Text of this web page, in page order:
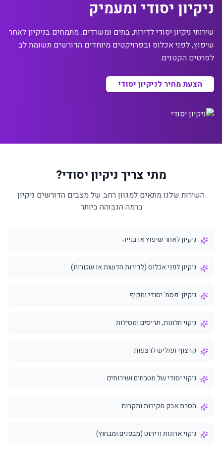
ניקיון יסודי ומעמיק
שירותי ניקיון יסודי לדירות, בתים ומשרדים. מתמחים בניקיון לאחר
שיפוץ, לפני אכלוס ובפרויקטים מיוחדים הדורשים תשומת לב
לפרטים הקטנים.
הצעת מחיר לניקיון יסודי
מתי צריך ניקיון יסודי?
השירות שלנו מתאים למגוון רחב של מצבים הדורשים ניקיון
ברמה הגבוהה ביותר.
ניקיון לאחר שיפוץ או בנייה
ניקיון לפני אכלוס (לדירות חדשות או שכורות)
ניקיון 'פסח' יסודי ומקיף
ניקוי חלונות, תריסים ומסילות
קרצוף ופוליש לרצפות
ניקוי יסודי של מטבחים ושירותים
הסרת אבק מקירות ותקרות
ניקוי ארונות וריהוט (מבפנים ומבחוץ)